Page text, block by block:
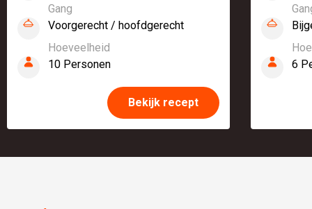
Gang
Voorgerecht / hoofdgerecht
Hoeveelheid
10 Personen
Bekijk recept
6